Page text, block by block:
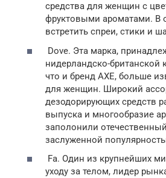
средства для женщин с
фруктовыми ароматами. В
встретить спреи, стики и
Dove. Эта марка,
нидерландско-британской
что и бренд AXE, больше
для женщин. Широкий
дезодорирующих средств
выпуска и многообразие
заполонили
заслуженной
Fa. Один из крупнейших
уходу за телом, лидер